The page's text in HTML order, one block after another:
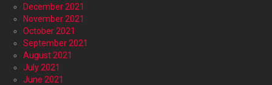
December 2021
November 2021
October 2021
September 2021
August 2021
July 2021
June 2021